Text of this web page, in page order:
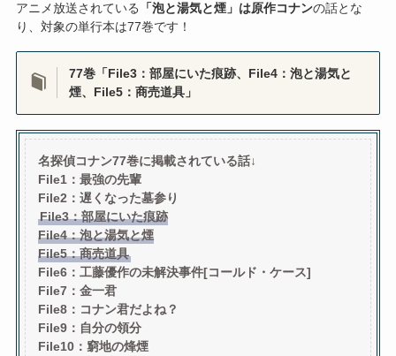
アニメ放送されている 「泡と湯気と煙」は原作コナンの話とな
り、対象の単行本は77巻です！
77巻「File3：部屋にいた痕跡、File4：泡と湯気と
煙、File5：商売道具」
名探偵コナン77巻に掲載されている話↓
File1：最強の先輩
File2：遅くなった墓参り
File3：部屋にいた痕跡
File4：泡と湯気と煙
File5：商売道具
File6：工藤優作の未解決事件[コールド・ケース]
File7：金一君
File8：コナン君だよね？
File9：自分の領分
File10： 窮地の烽煙